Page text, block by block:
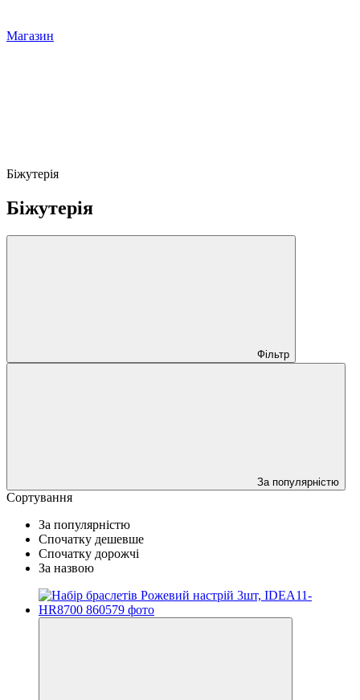
Магазин
Біжутерія
Біжутерія
Фільтр
За популярністю
Сортування
За популярністю
Спочатку дешевше
Спочатку дорожчі
За назвою